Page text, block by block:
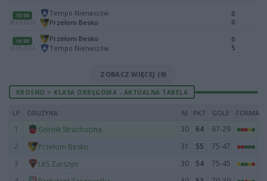
15:00
30.03.2025
Tempo Nienaszów
Przełom Besko
0
0
16:00
18.08.2024
Przełom Besko
Tempo Nienaszów
0
5
ZOBACZ WIĘCEJ (9)
KROSNO > KLASA OKRĘGOWA - AKTUALNA TABELA
LP DRUŻYNA M PKT GOLE FORMA
1 Górnik Strachocina 30 64
67-29
2
Przełom Besko 31 55
75-47
3
LKS Zarszyn 30 54
75-45